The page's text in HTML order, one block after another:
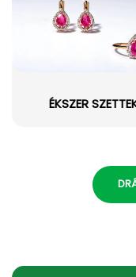
ÉKSZER